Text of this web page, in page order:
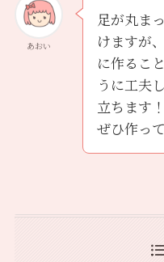
あおい
足が丸ま
けますが
に作るこ
うに工夫
立ちます！
ぜひ作っ